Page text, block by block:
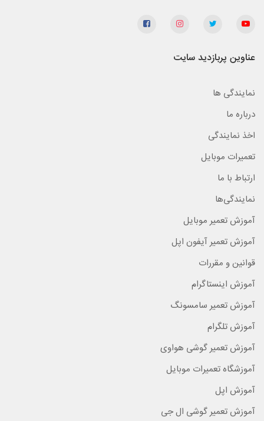
عناوین پربازدید سایت
نمایندگی ها
درباره ما
اخذ نمایندگی
تعمیرات موبایل
ارتباط با ما
نمایندگی‌ها
آموزش تعمیر موبایل
آموزش تعمیر آیفون اپل
قوانین و مقررات
آموزش اینستاگرام
آموزش تعمیر سامسونگ
آموزش تلگرام
آموزش تعمیر گوشی هواوی
آموزشگاه تعمیرات موبایل
آموزش اپل
آموزش تعمیر گوشی ال جی